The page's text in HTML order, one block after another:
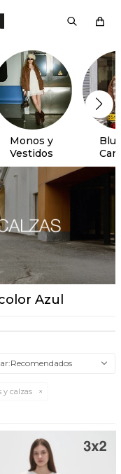
Monos y
Vestidos
Azul
Recomendados
y calzas